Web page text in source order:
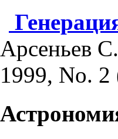
Арсеньев
1999, No. 2